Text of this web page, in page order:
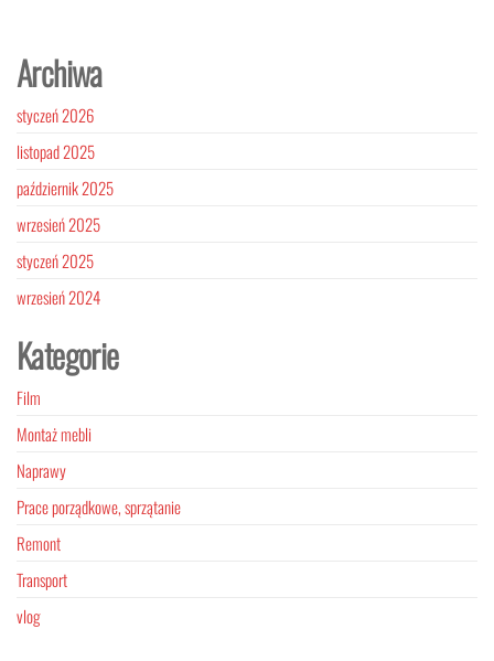
Archiwa
styczeń 2026
listopad 2025
październik 2025
wrzesień 2025
styczeń 2025
wrzesień 2024
Kategorie
Film
Montaż mebli
Naprawy
Prace porządkowe, sprzątanie
Remont
Transport
vlog